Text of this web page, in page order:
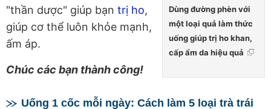
Dùng đường phèn với
một loại quả làm thức
uống giúp trị ho khan,
cấp ẩm da hiệu quả
"thần dược" giúp bạn trị ho,
giúp cơ thể luôn khỏe mạnh,
ấm áp.
Chúc các bạn thành công!
Uống 1 cốc mỗi ngày: Cách làm 5 loại trà trái